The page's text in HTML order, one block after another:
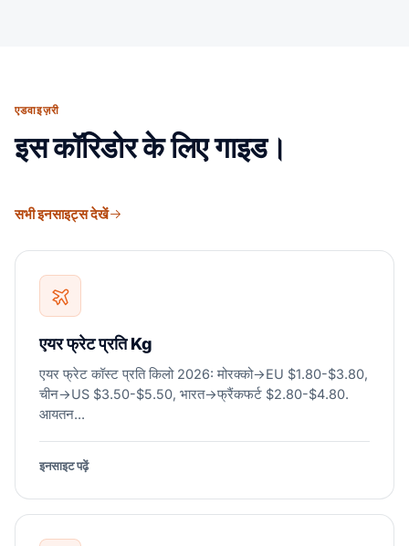
एडवाइज़री
इस कॉरिडोर के लिए गाइड।
सभी इनसाइट्स देखें
एयर फ्रेट प्रति Kg
एयर फ्रेट कॉस्ट प्रति किलो 2026: मोरक्को→EU $1.80-$3.80,
चीन→US $3.50-$5.50, भारत→फ्रैंकफर्ट $2.80-$4.80.
आयतन...
इनसाइट पढ़ें